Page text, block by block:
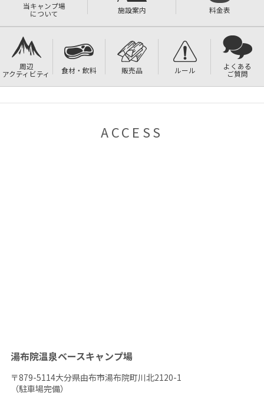
当キャンプ場
について 施設案内 料金表
周辺
アクティビティ 食材・飲料 販売品 ルール よくある
ご質問
ACCESS
湯布院温泉ベースキャンプ場
〒879-5114大分県由布市湯布院町川北2120-1
（駐車場完備）